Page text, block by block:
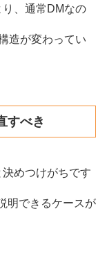
り、通常DMなの
造が変わってい
すべき
めつけがちです
明できるケースが